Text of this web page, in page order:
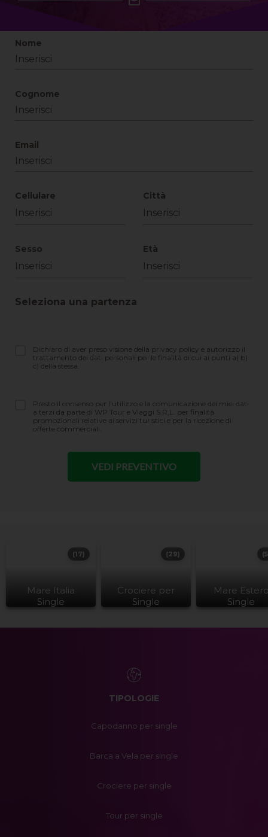
Nome
Cognome
Email
Cellulare Città
Sesso Età
Seleziona una partenza
Dichiaro di aver preso visione della privacy policy e autorizzo il
trattamento dei dati personali per le finalità di cui ai punti a) b)
c) della stessa.
Presto il consenso per l’utilizzo e la comunicazione dei miei dati
a terzi da parte di WP Tour e Viaggi S.R.L. per finalità
promozionali relative ai servizi turistici e per la ricezione di
offerte commerciali.
Mare Italia
Single
(17)
Crociere per
Single
(29)
Mare
Single
TIPOLOGIE
Capodanno per single
Barca a Vela per single
Crociere per single
Tour per single